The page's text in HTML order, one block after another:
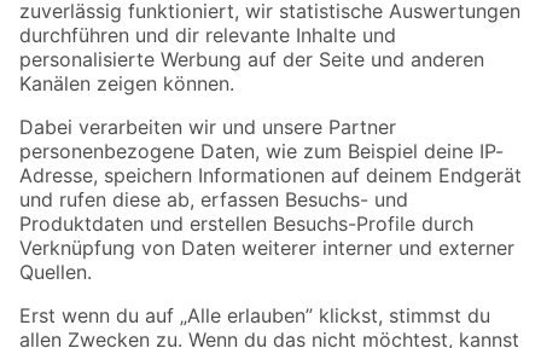
Zur Newsletter Anmeldung
Folge uns
Zahlungsarten Versandarten
Sicher einkaufen